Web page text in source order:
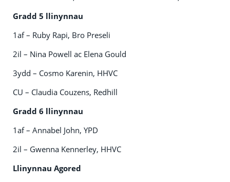
Gradd 5 llinynnau
1af – Ruby Rapi, Bro Preseli
2il – Nina Powell ac Elena Gould
3ydd – Cosmo Karenin, HHVC
CU – Claudia Couzens, Redhill
Gradd 6 llinynnau
1af – Annabel John, YPD
2il – Gwenna Kennerley, HHVC
Llinynnau Agored